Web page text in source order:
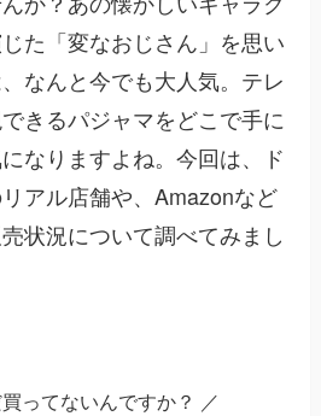
た「変なおじさん」を思い
なんと今でも大人気。テレ
きるパジャマをどこで手に
なりますよね。今回は、ド
アル店舗や、Amazonなど
状況について調べてみまし
ってないんですか？ ／